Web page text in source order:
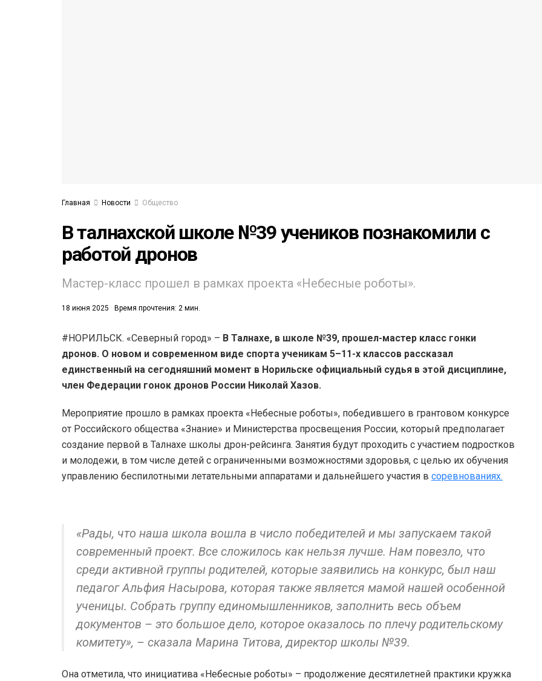
Главная Новости Общество
В талнахской школе №39 учеников познакомили с
работой дронов
Мастер-класс прошел в рамках проекта «Небесные роботы».
18 июня 2025 Время прочтения: 2 мин.
#НОРИЛЬСК. «Северный город» – В Талнахе, в школе №39, прошел-мастер класс гонки
дронов. О новом и современном виде спорта ученикам 5–11-х классов рассказал
единственный на сегодняшний момент в Норильске официальный судья в этой дисциплине,
член Федерации гонок дронов России Николай Хазов.
Мероприятие прошло в рамках проекта «Небесные роботы», победившего в грантовом конкурсе
от Российского общества «Знание» и Министерства просвещения России, который предполагает
создание первой в Талнахе школы дрон-рейсинга. Занятия будут проходить с участием подростков
и молодежи, в том числе детей с ограниченными возможностями здоровья, с целью их обучения
управлению беспилотными летательными аппаратами и дальнейшего участия в соревнованиях.
«Рады, что наша школа вошла в число победителей и мы запускаем такой
современный проект. Все сложилось как нельзя лучше. Нам повезло, что
среди активной группы родителей, которые заявились на конкурс, был наш
педагог Альфия Насырова, которая также является мамой нашей особенной
ученицы. Собрать группу единомышленников, заполнить весь объем
документов – это большое дело, которое оказалось по плечу родительскому
комитету», – сказала Марина Титова, директор школы №39.
Она отметила, что инициатива «Небесные роботы» – продолжение десятилетней практики кружка